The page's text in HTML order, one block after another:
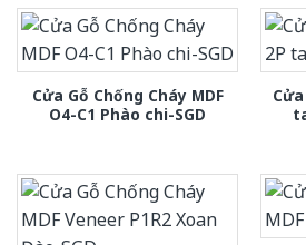
Cửa Gỗ Chống Cháy MDF
O4-C1 Phào chi-SGD